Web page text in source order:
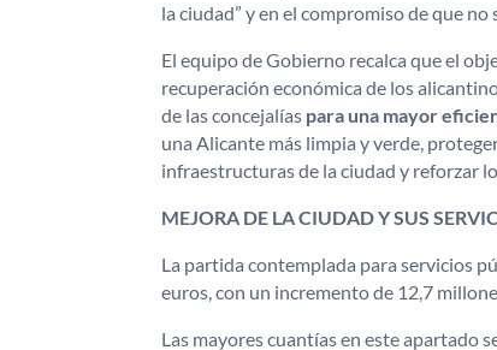
la ciudad” y en el compromiso de que
El equipo de Gobierno recalca que el
recuperación económica de los
de las concejalías para una mayor
una Alicante más limpia y verde,
infraestructuras de la ciudad y reforzar
MEJORA DE LA CIUDAD Y SUS
La partida contemplada para servicios
euros, con un incremento de 12,7
Las mayores cuantías en este apartado